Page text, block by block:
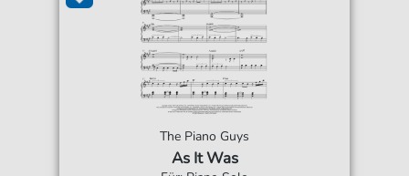
The Piano Guys
As It Was